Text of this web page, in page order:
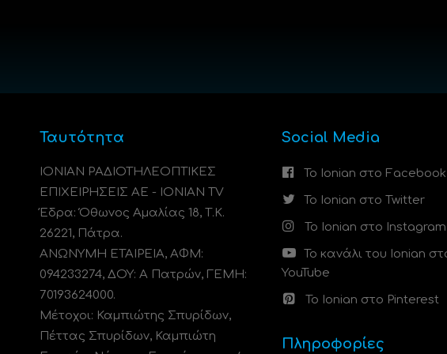
Ταυτότητα
ΙΟΝΙΑΝ ΡΑΔΙΟΤΗΛΕΟΠΤΙΚΕΣ
ΕΠΙΧΕΙΡΗΣΕΙΣ ΑΕ - IONIAN TV
Έδρα: Όθωνος Αμαλίας 18, Τ.Κ.
26221, Πάτρα.
ΑΝΩΝΥΜΗ ΕΤΑΙΡΕΙΑ, ΑΦΜ:
094233274, ΔΟΥ: A Πατρών, ΓΕΜΗ:
70193624000.
Μέτοχοι: Καμπιώτης Σπυρίδων,
Πέττας Σπυρίδων, Καμπιώτη
Social Media
Το Ionian στο Facebook
Το Ionian στο Twitter
Το Ionian στο Instagram
Το κανάλι του Ionian
YouTube
Το Ionian στο Pinterest
Πληροφορίες